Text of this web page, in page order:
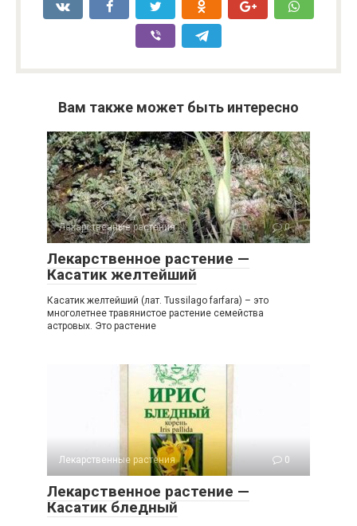
Вам также может быть интересно
Лекарственные растения 0
Лекарственное растение —
Касатик желтейший
Касатик желтейший (лат. Tussilago farfara) – это
многолетнее травянистое растение семейства
астровых. Это растение
Лекарственные растения 0
Лекарственное растение —
Касатик бледный